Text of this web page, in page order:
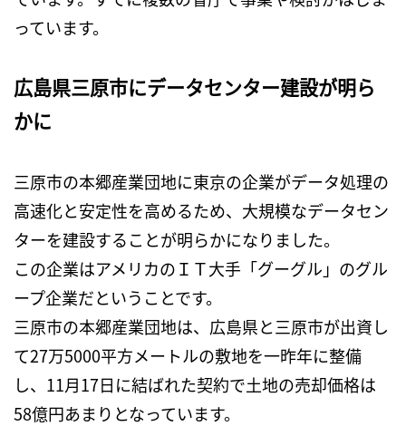
っています。
広島県三原市にデータセンター建設が明ら
かに
三原市の本郷産業団地に東京の企業がデータ処理の
高速化と安定性を高めるため、大規模なデータセン
ターを建設することが明らかになりました。
この企業はアメリカのＩＴ大手「グーグル」のグル
ープ企業だということです。
三原市の本郷産業団地は、広島県と三原市が出資し
て27万5000平方メートルの敷地を一昨年に整備
し、11月17日に結ばれた契約で土地の売却価格は
58億円あまりとなっています。